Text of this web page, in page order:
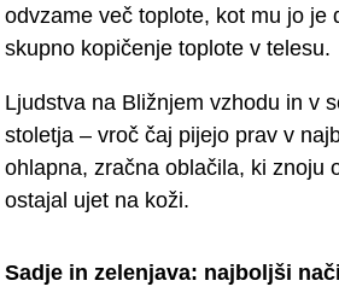
odvzame več toplote, kot mu jo je
skupno kopičenje toplote v telesu.
Ljudstva na Bližnjem vzhodu in v
stoletja – vroč čaj pijejo prav v
ohlapna, zračna oblačila, ki znoju
ostajal ujet na koži.
Sadje in zelenjava: najboljši